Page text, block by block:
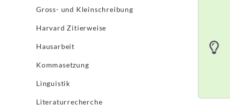
Gross- und Kleinschreibung
Harvard Zitierweise
Hausarbeit
Kommasetzung
Linguistik
Literaturrecherche